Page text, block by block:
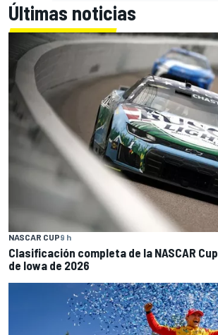
Últimas noticias
NASCAR CUP9 h
Clasificación completa de la NASCAR
de Iowa de 2026